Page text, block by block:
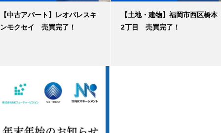
【中古アパート】レオパレスキ
ンモクセイ 売買完了！
【土地・建物】福岡市西区橋本
2丁目 売買完了！